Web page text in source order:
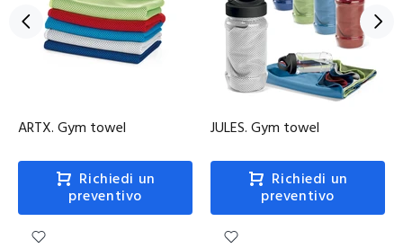
ARTX. Gym towel
Richiedi un
preventivo
JULES. Gym towel
Richiedi un
preventivo